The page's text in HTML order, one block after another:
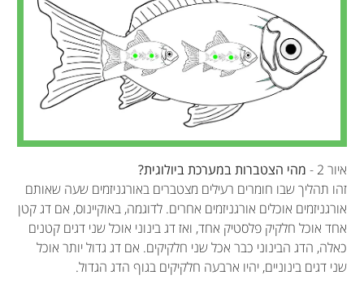
איור 2 -
מהי הצטברות במערכת ביולוגית?
זהו תהליך שבו חומרים רעילים מצטברים באורגניזמים שעה שאותם
אורגניזמים אוכלים אורגניזמים אחרים. לדוגמה, באוקיינוס, אם דג קטן
אחד אוכל חלקיק פלסטיק אחד, ואז דג בינוני אוכל שני דגים קטנים
כאלה, הדג הבינוני כבר אכל שני חלקיקים. אם דג גדול יותר אוכל
שני דגים בינוניים, יהיו ארבעה חלקיקים בגוף הדג הגדול.